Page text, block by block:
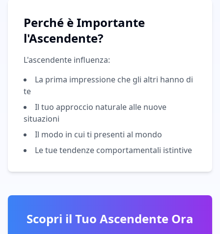
Perché è Importante
l'Ascendente?
L'ascendente influenza:
La prima impressione che gli altri hanno di
te
Il tuo approccio naturale alle nuove
situazioni
Il modo in cui ti presenti al mondo
Le tue tendenze comportamentali istintive
Scopri il Tuo Ascendente Ora